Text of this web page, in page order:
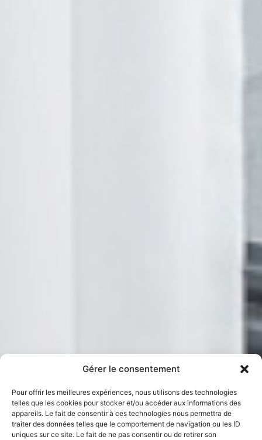
Gérer le consentement
Pour offrir les meilleures expériences, nous utilisons des technologies
telles que les cookies pour stocker et/ou accéder aux informations des
appareils. Le fait de consentir à ces technologies nous permettra de
traiter des données telles que le comportement de navigation ou les ID
uniques sur ce site. Le fait de ne pas consentir ou de retirer son